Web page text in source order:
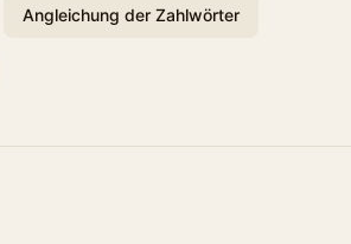
Angleichung der Zahlwörter